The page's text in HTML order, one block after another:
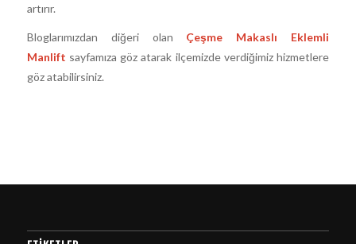
artırır.
Bloglarımızdan diğeri olan Çeşme Makaslı Eklemli
Manlift sayfamıza göz atarak ilçemizde verdiğimiz hizmetlere
göz atabilirsiniz.